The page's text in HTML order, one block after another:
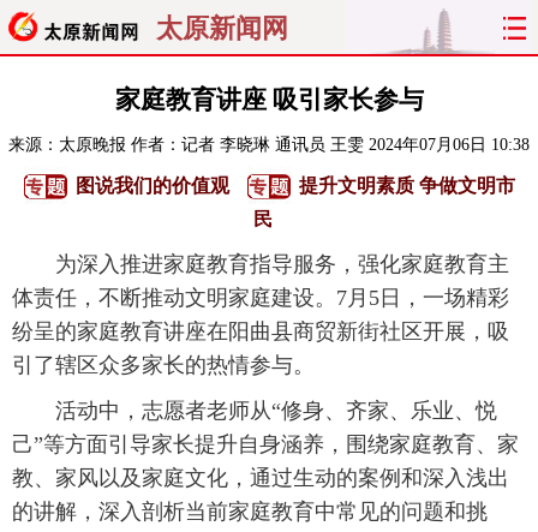
太原新闻网
聚焦 太原
经济 关注 文明 出行
旅游 理财 政务 教育
看天下 晋月读 最太原 网罗民生
家庭教育讲座 吸引家长参与
来源： 太原晚报 作者：记者 李晓琳 通讯员 王雯 2024年07月06日 10:38
图说我们的价值观
提升文明素质 争做文明市
民
为深入推进家庭教育指导服务，强化家庭教育主
体责任，不断推动文明家庭建设。7月5日，一场精彩
纷呈的家庭教育讲座在阳曲县商贸新街社区开展，吸
引了辖区众多家长的热情参与。
活动中，志愿者老师从“修身、齐家、乐业、悦
己”等方面引导家长提升自身涵养，围绕家庭教育、家
教、家风以及家庭文化，通过生动的案例和深入浅出
的讲解，深入剖析当前家庭教育中常见的问题和挑